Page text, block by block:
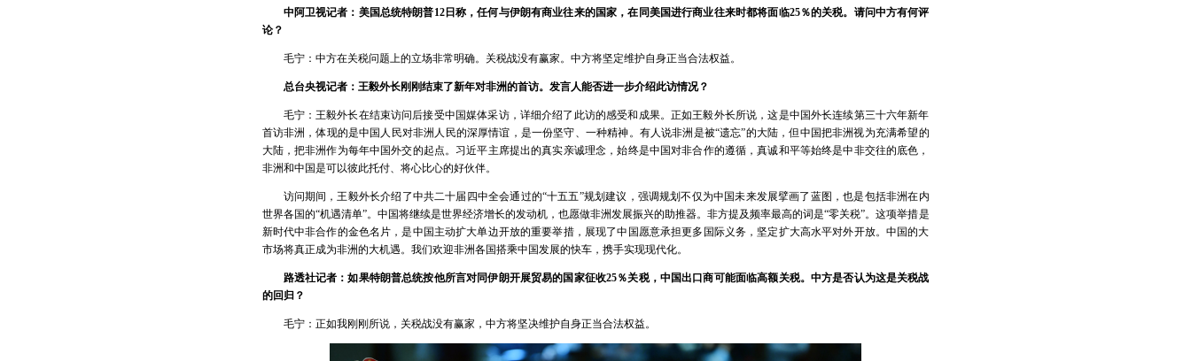
中阿卫视记者：美国总统特朗普12日称，任何与伊朗有商业往来的国家，在同美国进行商业往来时都将面临25％的关税。请问中方有何评
论？
毛宁：中方在关税问题上的立场非常明确。关税战没有赢家。中方将坚定维护自身正当合法权益。
总台央视记者：王毅外长刚刚结束了新年对非洲的首访。发言人能否进一步介绍此访情况？
毛宁：王毅外长在结束访问后接受中国媒体采访，详细介绍了此访的感受和成果。正如王毅外长所说，这是中国外长连续第三十六年新年
首访非洲，体现的是中国人民对非洲人民的深厚情谊，是一份坚守、一种精神。有人说非洲是被“遗忘”的大陆，但中国把非洲视为充满希望的
大陆，把非洲作为每年中国外交的起点。习近平主席提出的真实亲诚理念，始终是中国对非合作的遵循，真诚和平等始终是中非交往的底色，
非洲和中国是可以彼此托付、将心比心的好伙伴。
访问期间，王毅外长介绍了中共二十届四中全会通过的“十五五”规划建议，强调规划不仅为中国未来发展擘画了蓝图，也是包括非洲在内
世界各国的“机遇清单”。中国将继续是世界经济增长的发动机，也愿做非洲发展振兴的助推器。非方提及频率最高的词是“零关税”。这项举措是
新时代中非合作的金色名片，是中国主动扩大单边开放的重要举措，展现了中国愿意承担更多国际义务，坚定扩大高水平对外开放。中国的大
市场将真正成为非洲的大机遇。我们欢迎非洲各国搭乘中国发展的快车，携手实现现代化。
路透社记者：如果特朗普总统按他所言对同伊朗开展贸易的国家征收25％关税，中国出口商可能面临高额关税。中方是否认为这是关税战
的回归？
毛宁：正如我刚刚所说，关税战没有赢家，中方将坚决维护自身正当合法权益。